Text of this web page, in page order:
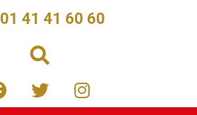
01 41 41 60 60